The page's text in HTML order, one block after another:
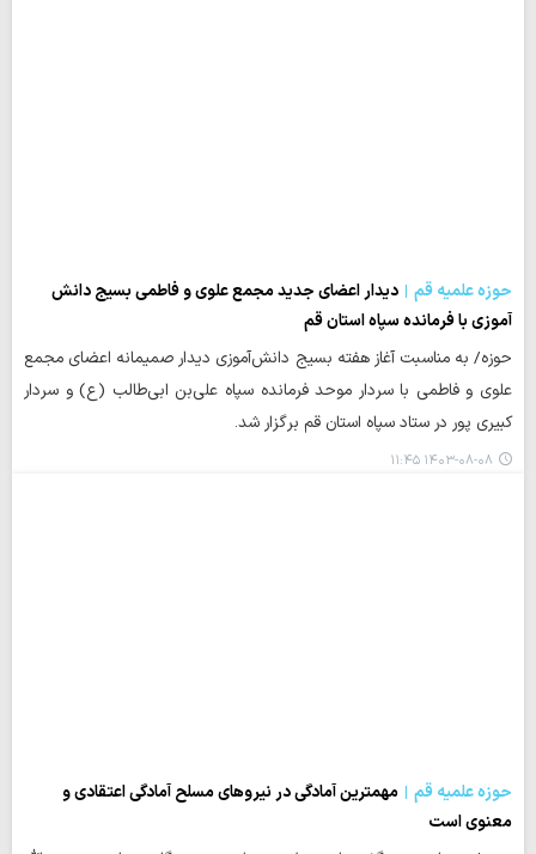
حوزه علمیه قم
دیدار اعضای جدید مجمع علوی و فاطمی بسیج دانش
آموزی با فرمانده سپاه استان قم
حوزه/ به مناسبت آغاز هفته‌ بسیج دانش‌آموزی دیدار صمیمانه اعضای مجمع
علوی و فاطمی با سردار موحد فرمانده سپاه علی‌بن ابی‌طالب (ع) و سردار
کبیری پور در ستاد سپاه استان قم برگزار شد.
۱۴۰۳-۰۸-۰۸ ۱۱:۴۵
حوزه علمیه قم
مهمترین آمادگی در نیروهای مسلح آمادگی اعتقادی و
معنوی است